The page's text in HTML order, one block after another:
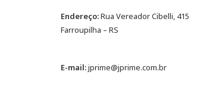
Endereço:Rua Vereador Cibelli, 415
Farroupilha – RS
E-mail:jprime@jprime.com.br